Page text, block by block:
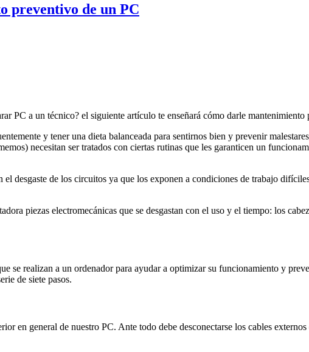
preventivo de un PC
PC a un técnico? el siguiente artículo te enseñará cómo darle
y tener una dieta balanceada para sentirnos bien y prevenir
necesitan ser tratados con ciertas rutinas que les garanticen un
desgaste de los circuitos ya que los exponen a condiciones de trabajo
piezas electromecánicas que se desgastan con el uso y el tiempo: los
se realizan a un ordenador para ayudar a optimizar su funcionamiento y
de siete pasos.
en general de nuestro PC. Ante todo debe desconectarse los cables